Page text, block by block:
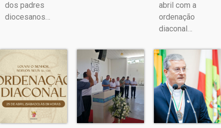
dos padres
diocesanos…
abril com a
ordenação
diaconal…